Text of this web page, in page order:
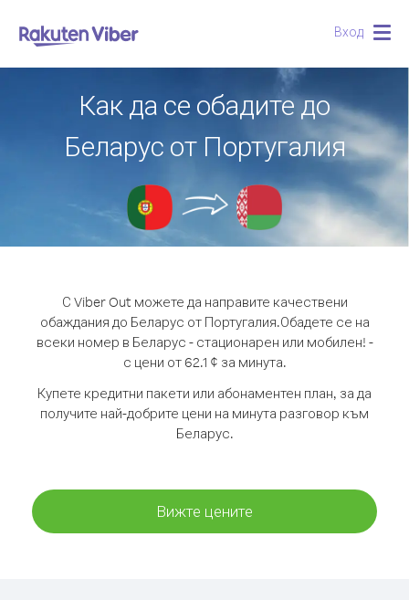
Вход
Как да се обадите до
Беларус от Португалия
С Viber Out можете да направите качествени
обаждания до Беларус от Португалия.Обадете се на
всеки номер в Беларус - стационарен или мобилен! -
с цени от 62.1 ¢ за минута.
Купете кредитни пакети или абонаментен план, за да
получите най-добрите цени на минута разговор към
Беларус.
Вижте цените